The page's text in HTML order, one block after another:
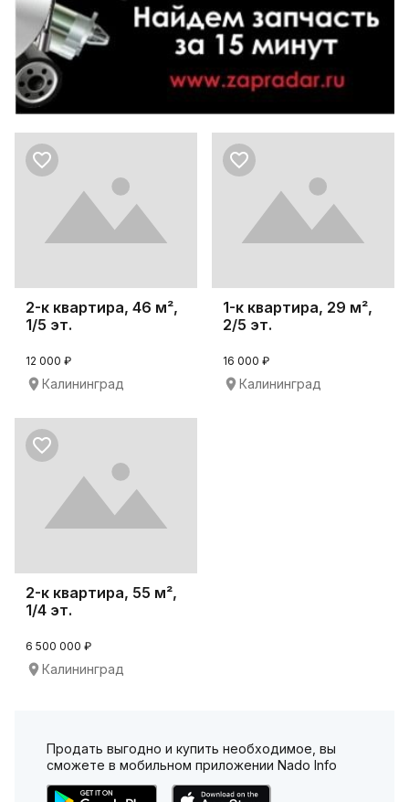
2-к квартира, 46 м²,
1/5 эт.
12 000 ₽
Калининград
1-к квартира, 29 м²,
2/5 эт.
16 000 ₽
Калининград
2-к квартира, 55 м²,
1/4 эт.
6 500 000 ₽
Калининград
Продать выгодно и купить необходимое, вы
сможете в мобильном приложении Nado Info